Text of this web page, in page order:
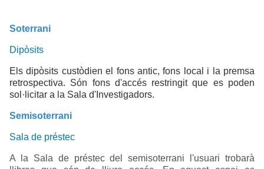
Soterrani
Dipòsits
Els dipòsits custòdien el fons antic, fons local i la premsa
retrospectiva. Són fons d'accés restringit que es poden
sol·licitar a la Sala d'Investigadors.
Semisoterrani
Sala de préstec
A la Sala de préstec del semisoterrani l'usuari trobarà